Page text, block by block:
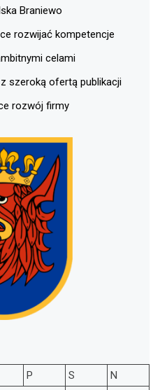
Braniewo
rozwijać kompetencje
celami
szeroką ofertą publikacji
rozwój firmy
P S
N